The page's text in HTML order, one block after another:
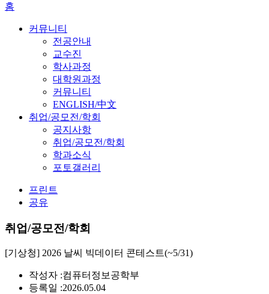
홈
커뮤니티
전공안내
교수진
학사과정
대학원과정
커뮤니티
ENGLISH/中文
취업/공모전/학회
공지사항
취업/공모전/학회
학과소식
포토갤러리
프린트
공유
취업/공모전/학회
[기상청] 2026 날씨 빅데이터 콘테스트(~5/31)
작성자 :컴퓨터정보공학부
등록일 :2026.05.04